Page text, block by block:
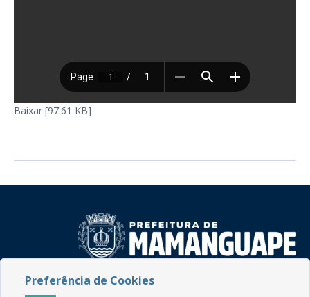
Baixar [97.61 KB]
Rua do Imperador, 78, Centro
Preferência de Cookies